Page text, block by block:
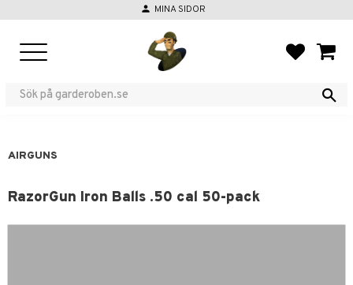
person MINA SIDOR
AIRGUNS
RazorGun Iron Balls .50 cal 50-pack